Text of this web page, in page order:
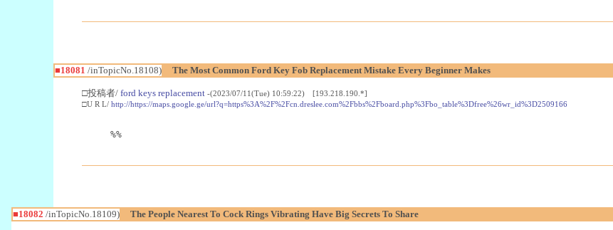
■18081 /inTopicNo.18108) The Most Common Ford Key Fob Replacement Mistake Every Beginner Makes
□投稿者/ ford keys replacement -(2023/07/11(Tue) 10:59:22) [193.218.190.*]
□U R L/ http://https://maps.google.ge/url?q=https%3A%2F%2Fcn.dreslee.com%2Fbbs%2Fboard.php%3Fbo_table%3Dfree%26wr_id%3D2509166
%%
■18082 /inTopicNo.18109) The People Nearest To Cock Rings Vibrating Have Big Secrets To Share